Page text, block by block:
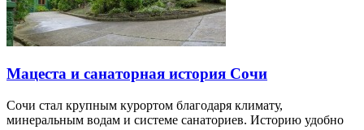
Мацеста и санаторная история Сочи
Сочи стал крупным курортом благодаря климату,
минеральным водам и системе санаториев. Историю удобно